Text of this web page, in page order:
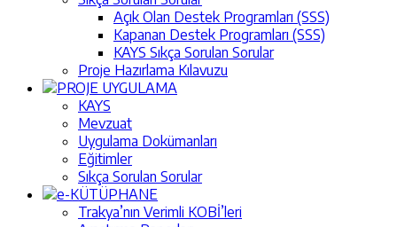
Açık Olan Destek Programları (SSS)
Kapanan Destek Programları (SSS)
KAYS Sıkça Sorulan Sorular
Proje Hazırlama Kılavuzu
PROJE UYGULAMA
KAYS
Mevzuat
Uygulama Dokümanları
Eğitimler
Sıkça Sorulan Sorular
e-KÜTÜPHANE
Trakya’nın Verimli KOBİ’leri